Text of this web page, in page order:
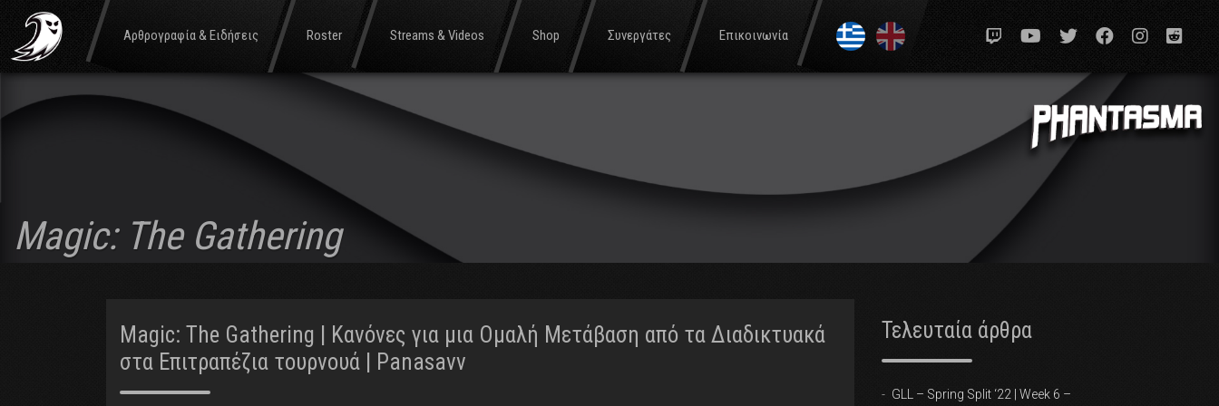
Αρθρογραφία & Ειδήσεις Roster Streams & Videos Shop Συνεργάτες Επικοινωνία
Magic: The Gathering
Magic: The Gathering | Κανόνες για μια Ομαλή Μετάβαση από τα Διαδικτυακά
στα Επιτραπέζια τουρνουά | Panasavv
Τελευταία άρθρα
GLL – Spring Split ‘22 | Week 6 –